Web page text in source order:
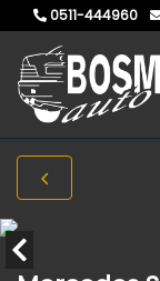
0511-444960